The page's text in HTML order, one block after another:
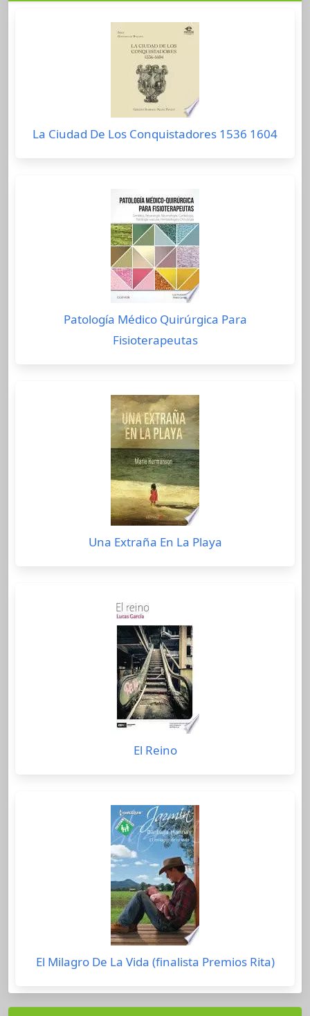
La Ciudad De Los Conquistadores 1536 1604
Patología Médico Quirúrgica Para
Fisioterapeutas
Una Extraña En La Playa
El Reino
El Milagro De La Vida (finalista Premios Rita)